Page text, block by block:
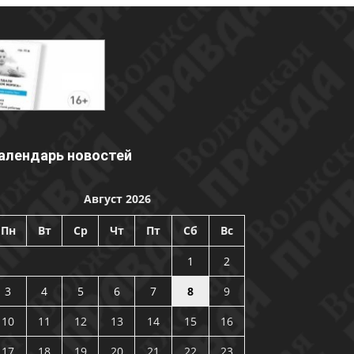
новостей
Август 2026
Пн Вт Ср Чт Пт Сб Вс
1
2
3
4 5 6 7 8
9
10
11 12 13 14 15
16